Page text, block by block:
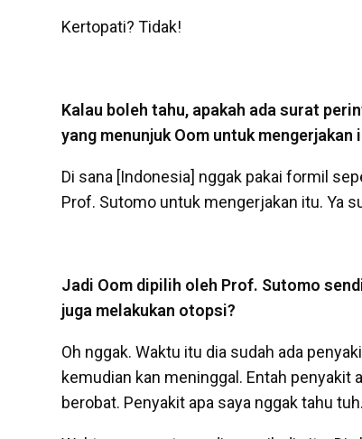
Kertopati? Tidak!
Kalau boleh tahu, apakah ada surat
yang menunjuk Oom untuk mengerjakan
Di sana [Indonesia] nggak pakai formil
Prof. Sutomo untuk mengerjakan itu. Ya
Jadi Oom dipilih oleh Prof. Sutomo
juga melakukan otopsi?
Oh nggak. Waktu itu dia sudah ada
kemudian kan meninggal. Entah penyakit
berobat. Penyakit apa saya nggak tahu